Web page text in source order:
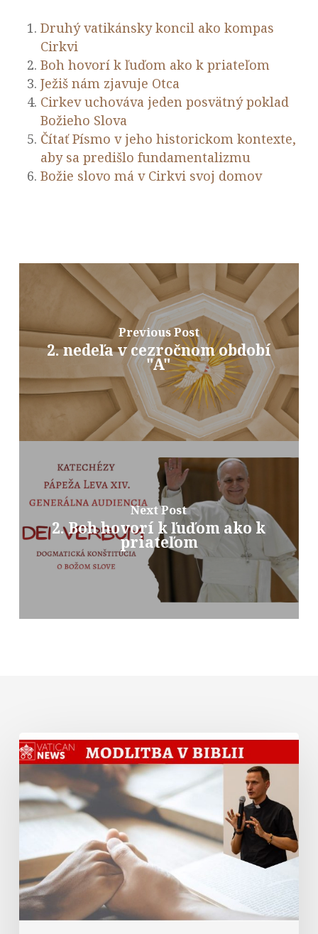
Druhý vatikánsky koncil ako kompas
Cirkvi
Boh hovorí k ľuďom ako k priateľom
Ježiš nám zjavuje Otca
Cirkev uchováva jeden posvätný poklad
Božieho Slova
Čítať Písmo v jeho historickom kontexte,
aby sa predišlo fundamentalizmu
Božie slovo má v Cirkvi svoj domov
Previous Post
2. nedeľa v cezročnom období
"A"
Next Post
2. Boh hovorí k ľuďom ako k
priateľom
Modlitba
v
Biblii